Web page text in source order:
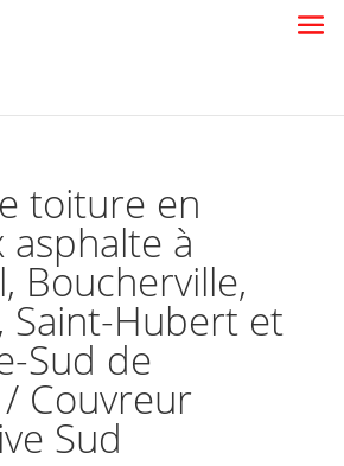
toiture en
à
Boucherville,
Saint-Hubert et
Sud de
Couvreur
Sud